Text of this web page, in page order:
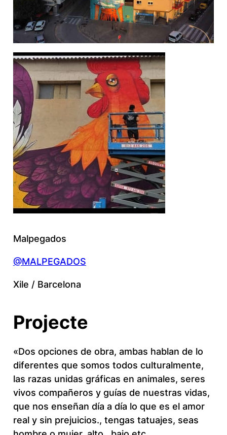
Malpegados
@MALPEGADOS
Xile / Barcelona
Projecte
«Dos opciones de obra, ambas hablan de lo
diferentes que somos todos culturalmente,
las razas unidas gráficas en animales, seres
vivos compañeros y guías de nuestras vidas,
que nos enseñan día a día lo que es el amor
real y sin prejuicios., tengas tatuajes, seas